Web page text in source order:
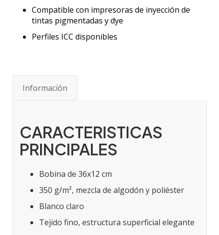
Compatible con impresoras de inyección de
tintas pigmentadas y dye
Perfiles ICC disponibles
Información
CARACTERISTICAS
PRINCIPALES
Bobina de 36x12 cm
350 g/m², mezcla de algodón y poliéster
Blanco claro
Tejido fino, estructura superficial elegante